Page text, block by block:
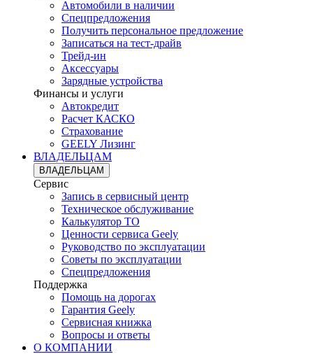
Автомобили в наличии
Спецпредложения
Получить персональное предложение
Записаться на тест-драйв
Трейд-ин
Аксессуары
Зарядные устройства
Финансы и услуги
Автокредит
Расчет КАСКО
Страхование
GEELY Лизинг
ВЛАДЕЛЬЦАМ
ВЛАДЕЛЬЦАМ
Сервис
Запись в сервисный центр
Техническое обслуживание
Калькулятор ТО
Ценности сервиса Geely
Руководство по эксплуатации
Советы по эксплуатации
Спецпредложения
Поддержка
Помощь на дорогах
Гарантия Geely
Сервисная книжка
Вопросы и ответы
О КОМПАНИИ